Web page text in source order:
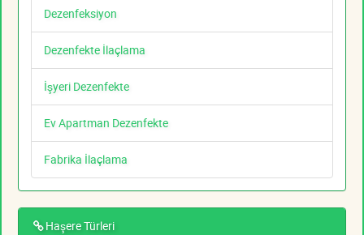
Dezenfeksiyon
Dezenfekte İlaçlama
İşyeri Dezenfekte
Ev Apartman Dezenfekte
Fabrika İlaçlama
Haşere Türleri